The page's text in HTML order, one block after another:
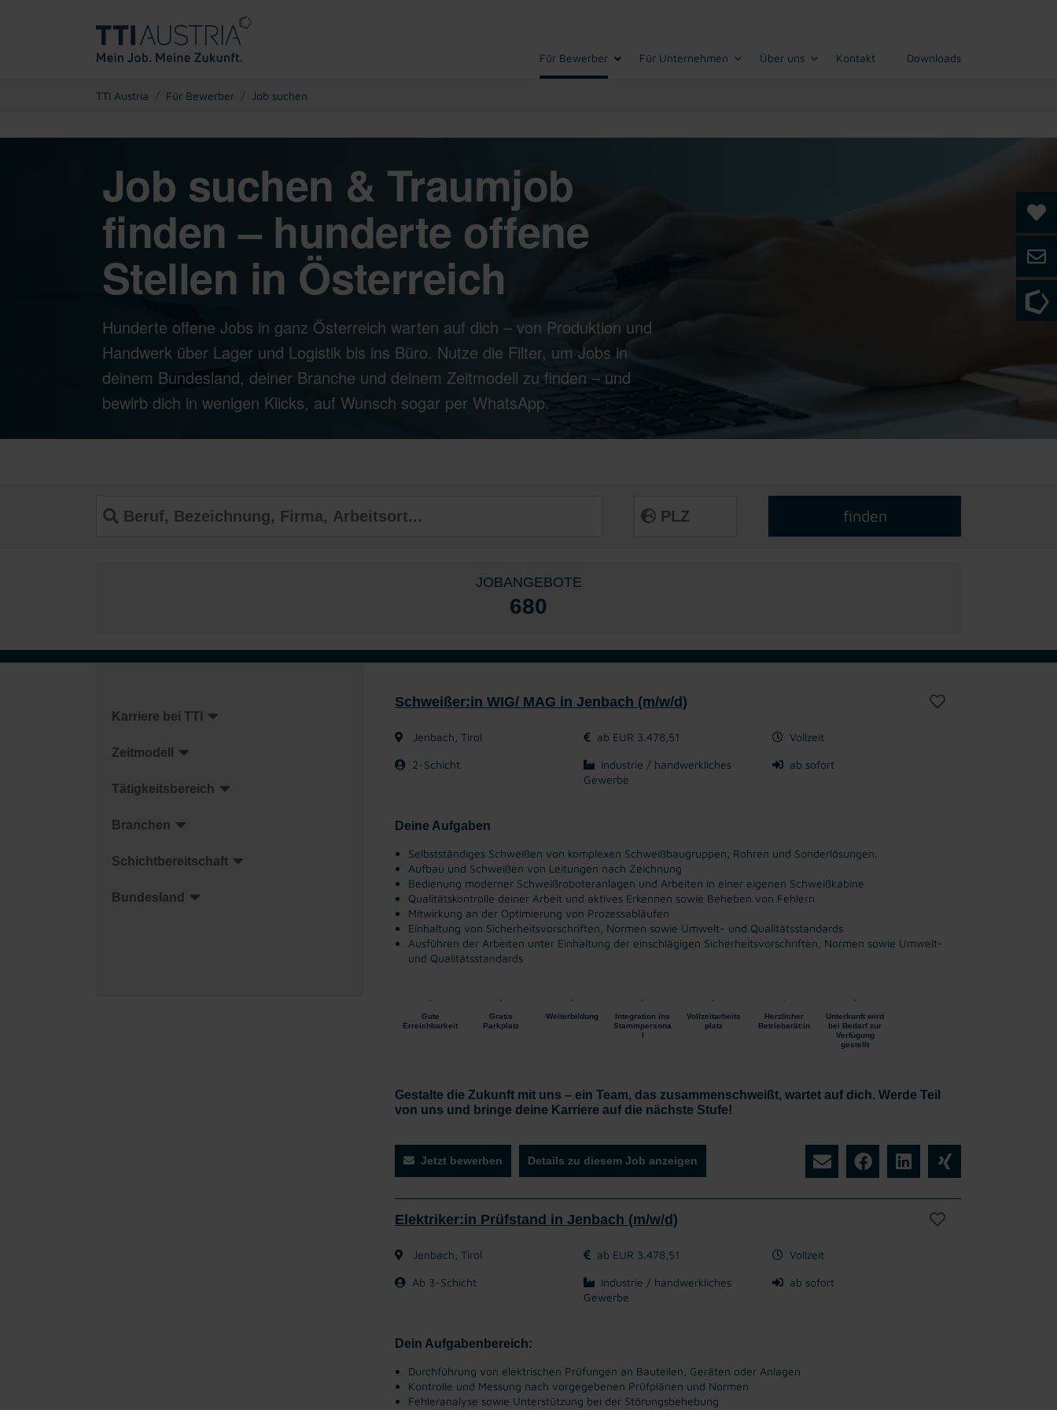
Für Bewerber Für Unternehmen Über uns Kontakt Downloads
TTI Austria Für Bewerber Job suchen
Job suchen & Traumjob
finden – hunderte offene
Stellen in Österreich
Hunderte offene Jobs in ganz Österreich warten auf dich – von Produktion und
Handwerk über Lager und Logistik bis ins Büro. Nutze die Filter, um Jobs in
deinem Bundesland, deiner Branche und deinem Zeitmodell zu finden – und
bewirb dich in wenigen Klicks, auf Wunsch sogar per WhatsApp.
JOBANGEBOTE
680
Karriere bei TTI
Zeitmodell
Tätigkeitsbereich
Branchen
Schichtbereitschaft
Bundesland
Schweißer:in WIG/ MAG in Jenbach (m/w/d)
Jenbach, Tirol ab EUR 3.478,51 Vollzeit
2-Schicht
Industrie / handwerkliches
Gewerbe
ab sofort
Deine Aufgaben
Selbstständiges Schweißen von komplexen Schweißbaugruppen, Rohren und Sonderlösungen.
Aufbau und Schweißen von Leitungen nach Zeichnung
Bedienung moderner Schweißroboteranlagen und Arbeiten in einer eigenen Schweißkabine
Qualitätskontrolle deiner Arbeit und aktives Erkennen sowie Beheben von Fehlern
Mitwirkung an der Optimierung von Prozessabläufen
Einhaltung von Sicherheitsvorschriften, Normen sowie Umwelt- und Qualitätsstandards
Ausführen der Arbeiten unter Einhaltung der einschlägigen Sicherheitsvorschriften, Normen sowie Umwelt-
und Qualitätsstandards
Gute
Erreichbarkeit
Gratis
Parkplatz
Weiterbildung
Integration ins
Stammpersona
l
Vollzeitarbeits
platz
Herzlicher
Betriebsrät:in
Unterkunft wird
bei Bedarf zur
Verfügung
gestellt
Gestalte die Zukunft mit uns – ein Team, das zusammenschweißt, wartet auf dich. Werde Teil
von uns und bringe deine Karriere auf die nächste Stufe!
Jetzt bewerben Details zu diesem Job anzeigen
Elektriker:in Prüfstand in Jenbach (m/w/d)
Jenbach, Tirol ab EUR 3.478,51 Vollzeit
Ab 3-Schicht
Industrie / handwerkliches
Gewerbe
ab sofort
Dein Aufgabenbereich:
Durchführung von elektrischen Prüfungen an Bauteilen, Geräten oder Anlagen
Kontrolle und Messung nach vorgegebenen Prüfplänen und Normen
Fehleranalyse sowie Unterstützung bei der Störungsbehebung